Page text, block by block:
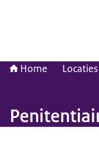
Home Locaties